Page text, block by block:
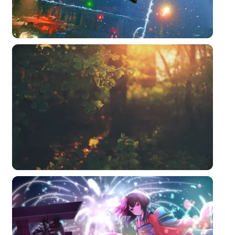
选择图片
标题
标签 (逗号分隔)
常用标签:4K壁纸 Bizhi Gallery 拾光壁纸 HDQwalls 4K Hd 通用